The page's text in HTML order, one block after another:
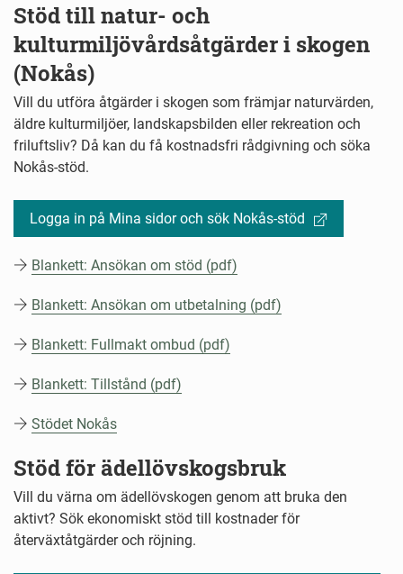
Stöd till natur- och
kulturmiljövårdsåtgärder i skogen
(Nokås)
Vill du utföra åtgärder i skogen som främjar naturvärden,
äldre kulturmiljöer, landskapsbilden eller rekreation och
friluftsliv? Då kan du få kostnadsfri rådgivning och söka
Nokås-stöd.
Logga in på Mina sidor och sök Nokås-stöd
Blankett: Ansökan om stöd (pdf)
Blankett: Ansökan om utbetalning (pdf)
Blankett: Fullmakt ombud (pdf)
Blankett: Tillstånd (pdf)
Stödet Nokås
Stöd för ädellövskogsbruk
Vill du värna om ädellövskogen genom att bruka den
aktivt? Sök ekonomiskt stöd till kostnader för
återväxtåtgärder och röjning.